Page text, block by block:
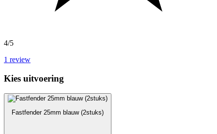
4/5
1 review
Kies uitvoering
Fastfender 25mm blauw (2stuks)